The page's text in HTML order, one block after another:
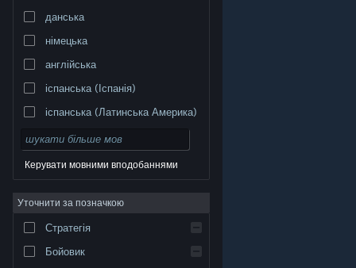
© Valve Corporation. Усі права захищено. Усі
Юридична інформація
підписника Steam
cookie
данська
німецька
англійська
іспанська (Іспанія)
іспанська (Латинська Америка)
Керувати мовними вподобаннями
Уточнити за позначкою
Стратегія
Бойовик